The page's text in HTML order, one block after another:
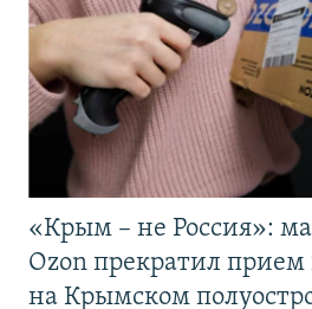
«Крым – не Россия»:
Ozon прекратил прием
на Крымском